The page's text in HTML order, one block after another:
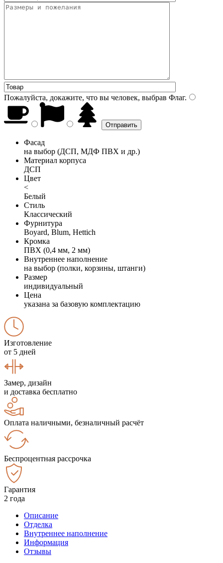
Пожалуйста, докажите, что вы человек, выбрав Флаг.
Фасад
на выбор (ДСП, МДФ ПВХ и др.)
Материал корпуса
ДСП
Цвет
<
Белый
Стиль
Классический
Фурнитура
Boyard, Blum, Hettich
Кромка
ПВХ (0,4 мм, 2 мм)
Внутреннее наполнение
на выбор (полки, корзины, штанги)
Размер
индивидуальный
Цена
указана за базовую комплектацию
Изготовление
от 5 дней
Замер, дизайн
и доставка бесплатно
Оплата наличными, безналичный расчёт
Беспроцентная рассрочка
Гарантия
2 года
Описание
Отделка
Внутреннее наполнение
Информация
Отзывы